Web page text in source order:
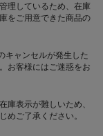
理しているため、在庫
をご用意できた商品の
キャンセルが発生した
お客様にはご迷惑をお
表示が難しいため、
めご了承ください。